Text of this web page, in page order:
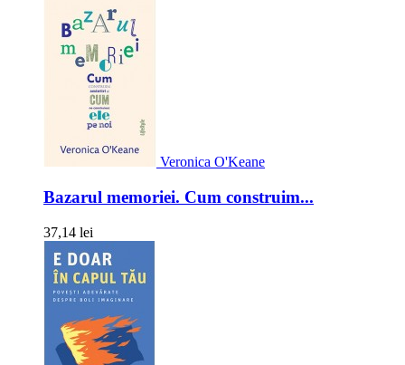
Veronica O'Keane
Bazarul memoriei. Cum construim...
37,14 lei